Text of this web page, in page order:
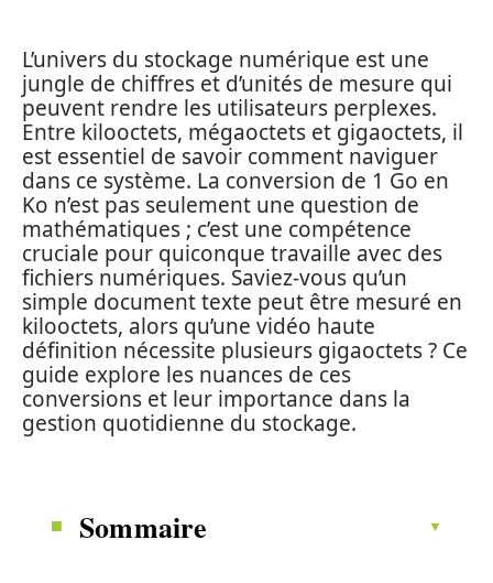
L’univers du stockage numérique est une
jungle de chiffres et d’unités de mesure qui
peuvent rendre les utilisateurs perplexes.
Entre kilooctets, mégaoctets et gigaoctets, il
est essentiel de savoir comment naviguer
dans ce système. La conversion de 1 Go en
Ko n’est pas seulement une question de
mathématiques ; c’est une compétence
cruciale pour quiconque travaille avec des
fichiers numériques. Saviez-vous qu’un
simple document texte peut être mesuré en
kilooctets, alors qu’une vidéo haute
définition nécessite plusieurs gigaoctets ? Ce
guide explore les nuances de ces
conversions et leur importance dans la
gestion quotidienne du stockage.
Sommaire